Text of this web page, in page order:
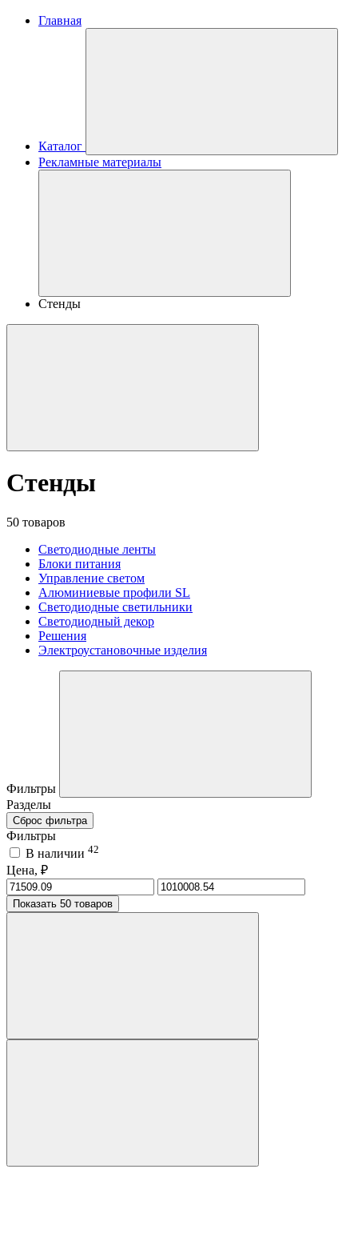
Главная
Каталог
Рекламные материалы
Стенды
Стенды
50 товаров
Светодиодные ленты
Блоки питания
Управление светом
Алюминиевые профили SL
Светодиодные светильники
Светодиодный декор
Решения
Электроустановочные изделия
Фильтры
Разделы
Сброс фильтра
Фильтры
В наличии 42
Цена, ₽
Показать 50 товаров